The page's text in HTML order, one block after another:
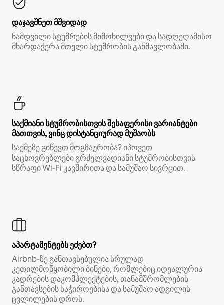
დაჯავშნეთ მშვიდად
ნამდვილი სტუმრების მიმოხილვები და სადღეღამისო
მხარდაჭერა მთელი სტუმრობის განმავლობაში.
საქმიანი სტუმრობისთვის შესაფერისი ვარიანტები
მათთვის, ვინც დისტანციურად მუშაობს
საქმეზე გიწევთ მოგზაურობა? იპოვეთ
საცხოვრებლები გრძელვადიანი სტუმრობისთვის
სწრაფი Wi‑Fi კავშირითა და სამუშაო სივრცით.
აპარტამენტებს ეძებთ?
Airbnb‑ზე განთავსებულია სრულად
კეთილმოწყობილი ბინები, რომლებიც იდეალურია
კადრების დაკომპლექტების, თანამშრომლების
განთავსების საჭიროებისა და სამუშაო ადგილის
ცვლილების დროს.